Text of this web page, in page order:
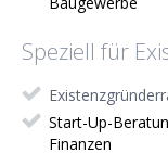
Speziell für
Start-Up-
Finanzen